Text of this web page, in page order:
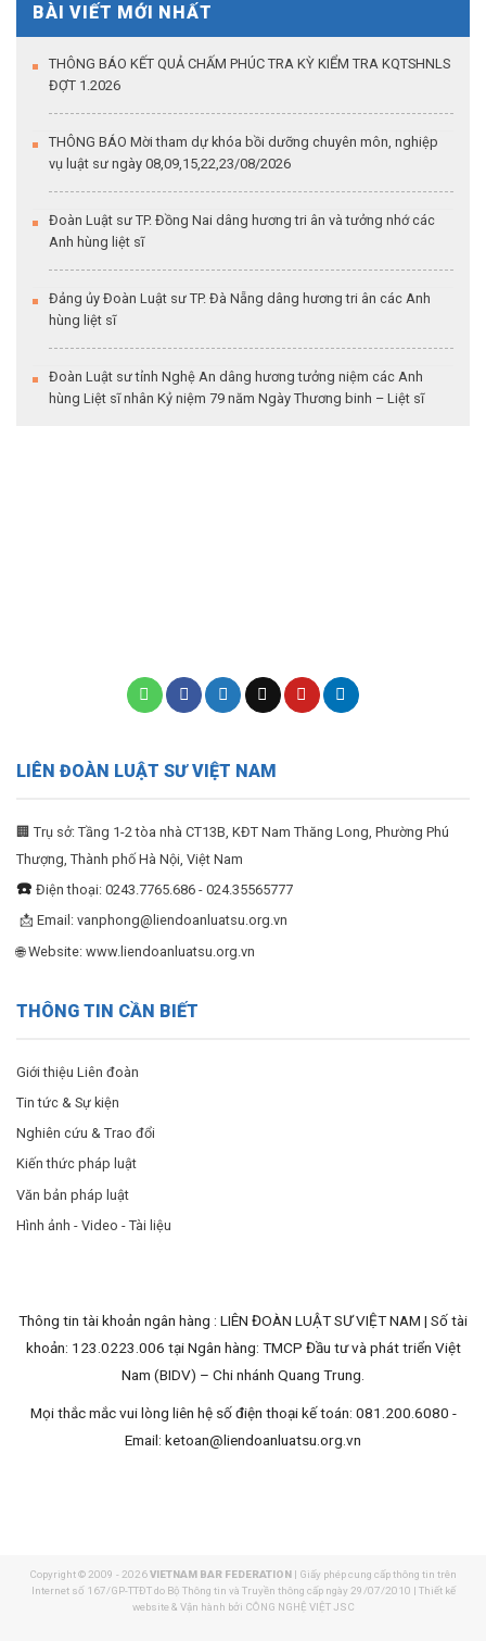
BÀI VIẾT MỚI NHẤT
THÔNG BÁO KẾT QUẢ CHẤM PHÚC TRA KỲ KIỂM TRA KQTSHNLS
ĐỢT 1.2026
THÔNG BÁO Mời tham dự khóa bồi dưỡng chuyên môn, nghiệp
vụ luật sư ngày 08,09,15,22,23/08/2026
Đoàn Luật sư TP. Đồng Nai dâng hương tri ân và tưởng nhớ các
Anh hùng liệt sĩ
Đảng ủy Đoàn Luật sư TP. Đà Nẵng dâng hương tri ân các Anh
hùng liệt sĩ
Đoàn Luật sư tỉnh Nghệ An dâng hương tưởng niệm các Anh
hùng Liệt sĩ nhân Kỷ niệm 79 năm Ngày Thương binh – Liệt sĩ
LIÊN ĐOÀN LUẬT SƯ VIỆT NAM
🏢 Trụ sở: Tầng 1-2 tòa nhà CT13B, KĐT Nam Thăng Long, Phường Phú
Thượng, Thành phố Hà Nội, Việt Nam
☎️ Điện thoại: 0243.7765.686 - 024.35565777
📩 Email: vanphong@liendoanluatsu.org.vn
🌐 Website: www.liendoanluatsu.org.vn
THÔNG TIN CẦN BIẾT
Giới thiệu Liên đoàn
Tin tức & Sự kiện
Nghiên cứu & Trao đổi
Kiến thức pháp luật
Văn bản pháp luật
Hình ảnh - Video - Tài liệu
Thông tin tài khoản ngân hàng : LIÊN ĐOÀN LUẬT SƯ VIỆT NAM | Số tài
khoản: 123.0223.006 tại Ngân hàng: TMCP Đầu tư và phát triển Việt
Nam (BIDV) – Chi nhánh Quang Trung.
Mọi thắc mắc vui lòng liên hệ số điện thoại kế toán: 081.200.6080 -
Email: ketoan@liendoanluatsu.org.vn
Copyright © 2009 - 2026VIETNAM BAR FEDERATION | Giấy phép cung cấp thông tin trên
Internet số 167/GP-TTĐT do Bộ Thông tin và Truyền thông cấp ngày 29/07/2010 | Thiết kế
website & Vận hành bởi CÔNG NGHỆ VIỆT JSC